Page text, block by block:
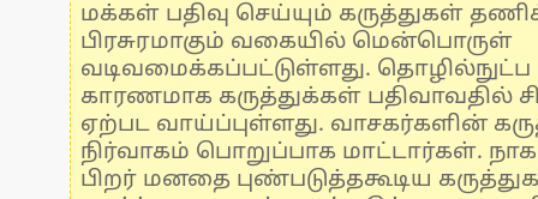
மக்கள் பதிவு செய்யும் கருத்துகள்
பிரசுரமாகும் வகையில் மென்பொருள்
வடிவமைக்கப்பட்டுள்ளது.
காரணமாக கருத்துக்கள் பதிவாவதில்
ஏற்பட வாய்ப்புள்ளது. வாசகர்களின்
நிர்வாகம் பொறுப்பாக மாட்டார்கள்.
பிறர் மனதை புண்படுத்தகூடிய